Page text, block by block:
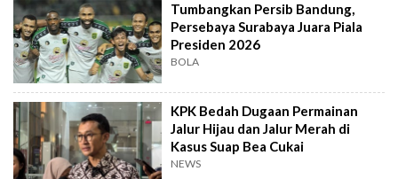
Tumbangkan Persib Bandung,
Persebaya Surabaya Juara Piala
Presiden 2026
BOLA
KPK Bedah Dugaan Permainan
Jalur Hijau dan Jalur Merah di
Kasus Suap Bea Cukai
NEWS